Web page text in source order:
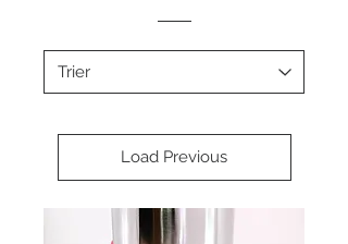
Load Previous